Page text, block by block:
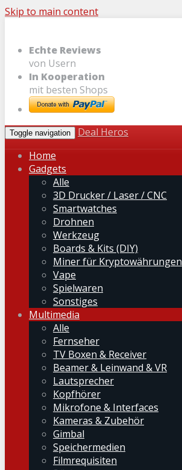
Skip to main content
Echte Reviews
von Usern
In Kooperation
mit besten Shops
Toggle navigation
Deal Heros
Home
Gadgets
Alle
3D Drucker / Laser / CNC
Smartwatches
Drohnen
Werkzeug
Boards & Kits (DIY)
Miner für Kryptowährungen
Vape
Spielwaren
Sonstiges
Multimedia
Alle
Fernseher
TV Boxen & Receiver
Beamer & Leinwand & VR
Lautsprecher
Kopfhörer
Mikrofone & Interfaces
Kameras & Zubehör
Gimbal
Speichermedien
Filmrequisiten